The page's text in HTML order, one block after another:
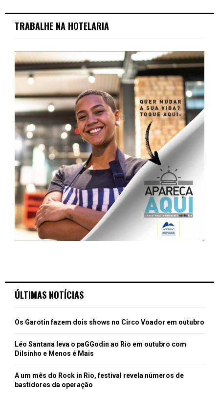
TRABALHE NA HOTELARIA
ÚLTIMAS NOTÍCIAS
Os Garotin fazem dois shows no Circo Voador em outubro
Léo Santana leva o paGGodin ao Rio em outubro com
Dilsinho e Menos é Mais
A um mês do Rock in Rio, festival revela números de
bastidores da operação